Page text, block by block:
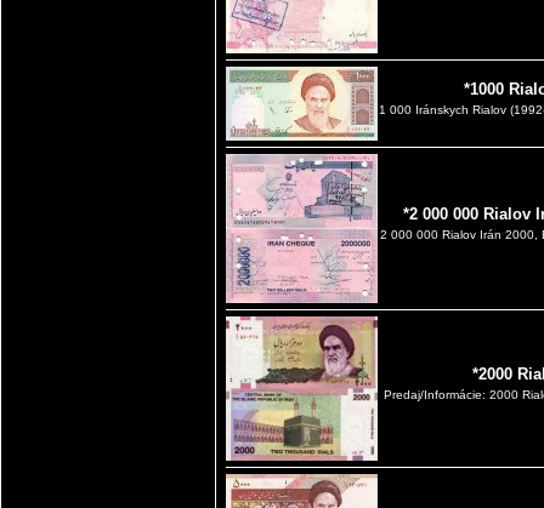
*1000
1 000 Iránskych Rialov
*2 000 000 Rialov
2 000 000 Rialov Irán 2000,
*2000
Predaj/Informácie: 2000